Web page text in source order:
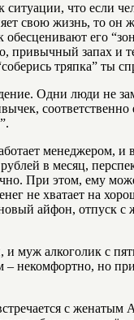
что если
свою жизнь, то он
обесценивают его
привычный запах и
тряпка” ты
Одни люди не
соответственно
менеджером, и
в месяц,
При этом, ему
не хватает на
айфон, отпуск с
и муж алкоголик с
– некомфортно, но
с женатым